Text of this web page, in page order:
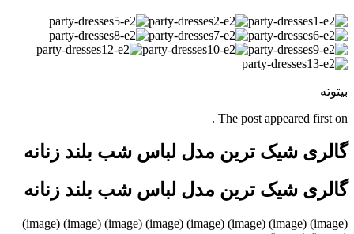
بیتوته
The post appeared first on .
گالری شیک ترین مدل لباس شب بلند زنانه
گالری شیک ترین مدل لباس شب بلند زنانه
(image) (image) (image) (image) (image) (image) (image) (image)